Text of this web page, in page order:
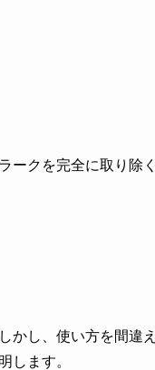
ークを完全に取り除
かし、使い方を間違
します。